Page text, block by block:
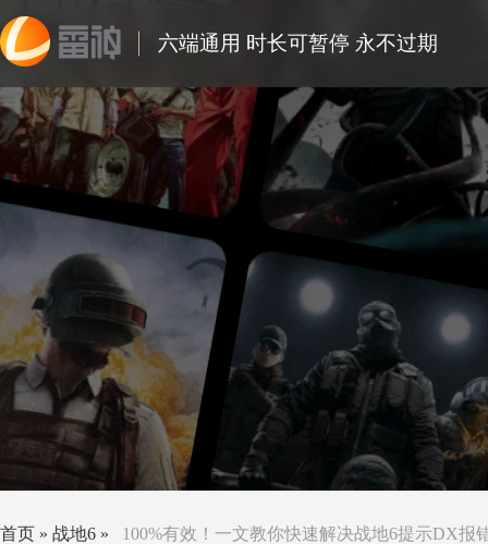
六端通用 时长可暂停 永不过期
首页 » 战地6 » 100%有效！一文教你快速解决战地6提示DX报